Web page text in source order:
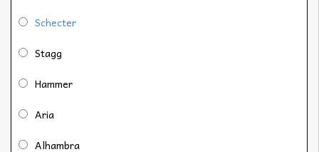
Schecter
Stagg
Hammer
Aria
Alhambra